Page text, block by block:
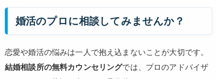
婚活のプロに相談してみませんか？
恋愛や婚活の悩みは一人で抱え込まないことが大切です。
結婚相談所の無料カウンセリングでは、プロのアドバイザ